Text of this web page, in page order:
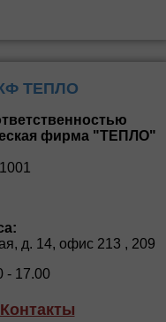
ТЕПЛО
фирма "ТЕПЛО"
д. 14, офис 213 , 209
- 17.00